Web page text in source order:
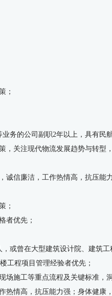
；
务的公司副职2年以上，具有民
关注现代物流发展趋势与转型
信廉洁，工作热情高，抗压能
；
者优先；
或曾在大型建筑设计院、建筑
工程项目管理经验者优先；
施工等重点流程及关键标准，
情高，抗压能力强；身体健康